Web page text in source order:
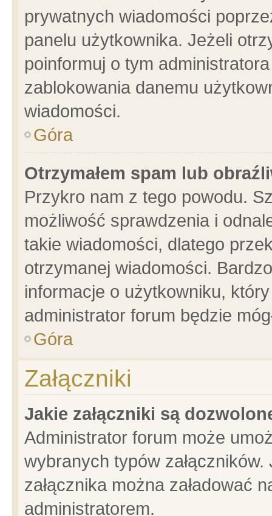
prywatnych wiadomości
panelu użytkownika. Jeżeli
poinformuj o tym
zablokowania danemu
wiadomości.
Góra
Otrzymałem spam lub
Przykro nam z tego powodu.
możliwość sprawdzenia i
takie wiadomości, dlatego
otrzymanej wiadomości.
informacje o użytkowniku,
administrator forum będzie
Góra
Załączniki
Jakie załączniki są
Administrator forum może
wybranych typów
załącznika można załadować
administratorem.